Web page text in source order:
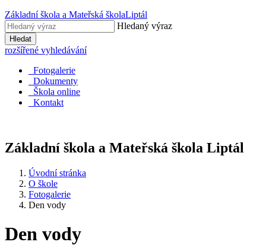
Základní škola a Mateřská školaLiptál
Hledaný výraz
Hledat
rozšířené vyhledávání
Fotogalerie
Dokumenty
Škola online
Kontakt
Základní škola a Mateřská škola Liptál
Úvodní stránka
O škole
Fotogalerie
Den vody
Den vody